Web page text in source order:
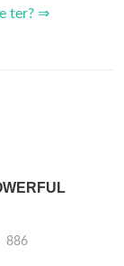
ter? ⇒
886